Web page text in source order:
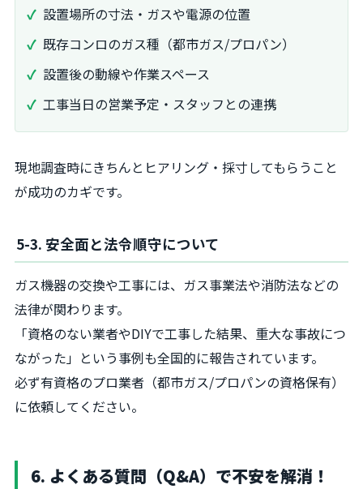
設置場所の寸法・ガスや電源の位置
既存コンロのガス種（都市ガス/プロパン）
設置後の動線や作業スペース
工事当日の営業予定・スタッフとの連携
現地調査時にきちんとヒアリング・採寸してもらうこと
が成功のカギです。
5-3. 安全面と法令順守について
ガス機器の交換や工事には、ガス事業法や消防法などの
法律が関わります。
「資格のない業者やDIYで工事した結果、重大な事故につ
ながった」という事例も全国的に報告されています。
必ず有資格のプロ業者（都市ガス/プロパンの資格保有）
に依頼してください。
6. よくある質問（Q&A）で不安を解消！